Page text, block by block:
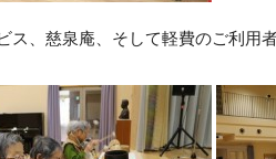
ス、慈泉庵、そして軽費のご利用